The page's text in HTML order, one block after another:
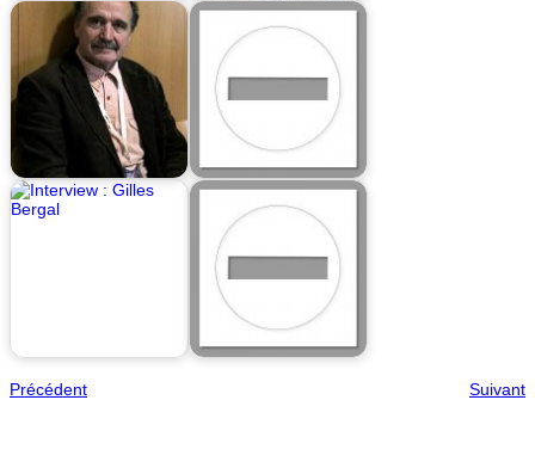
Précédent Suivant